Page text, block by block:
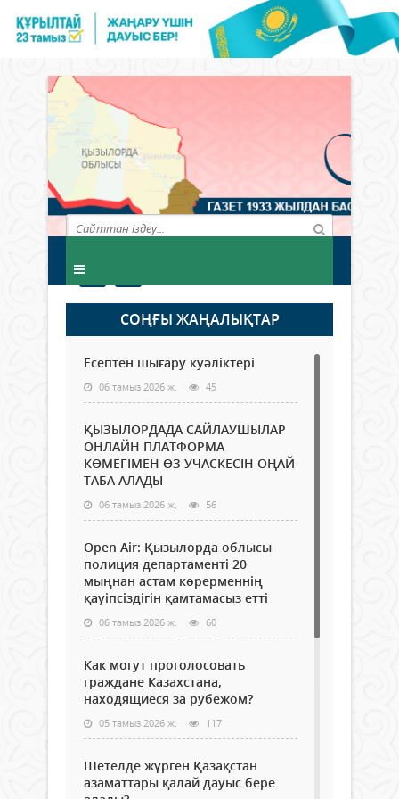
СОҢҒЫ ЖАҢАЛЫҚТАР
Есептен шығару куәліктері
06 тамыз 2026 ж. 45
ҚЫЗЫЛОРДАДА САЙЛАУШЫЛАР
ОНЛАЙН ПЛАТФОРМА
КӨМЕГІМЕН ӨЗ УЧАСКЕСІН ОҢАЙ
ТАБА АЛАДЫ
06 тамыз 2026 ж. 56
Open Air: Қызылорда облысы
полиция департаменті 20
мыңнан астам көрерменнің
қауіпсіздігін қамтамасыз етті
06 тамыз 2026 ж. 60
Как могут проголосовать
граждане Казахстана,
находящиеся за рубежом?
05 тамыз 2026 ж. 117
Шетелде жүрген Қазақстан
азаматтары қалай дауыс бере